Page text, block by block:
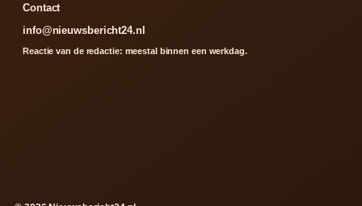
Contact
info@nieuwsbericht24.nl
Reactie van de redactie: meestal binnen een werkdag.